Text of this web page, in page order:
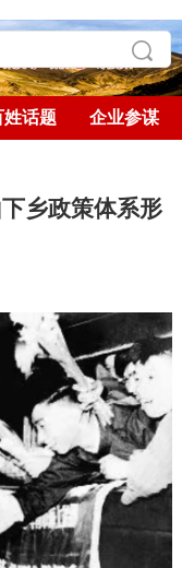
姓话题 企业参谋
乡政策体系形